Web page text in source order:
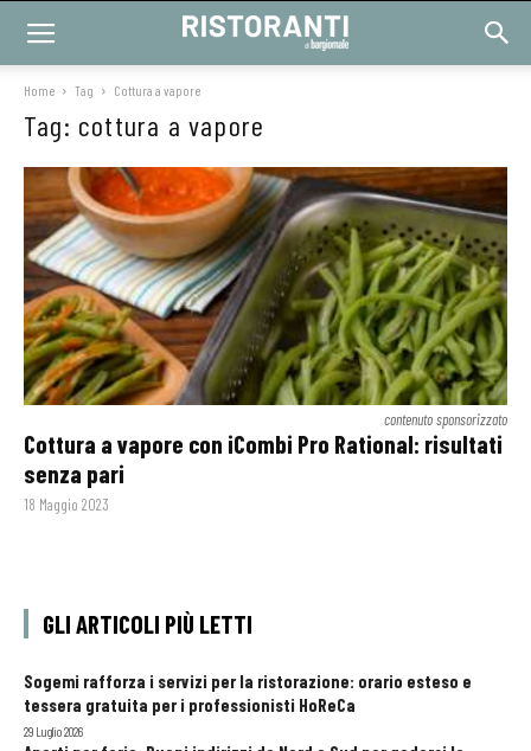
Home Tag Cottura a vapore
Tag: cottura a vapore
contenuto sponsorizzato
Cottura a vapore con iCombi Pro Rational: risultati
senza pari
18 Maggio 2023
GLI ARTICOLI PIÙ LETTI
Sogemi rafforza i servizi per la ristorazione: orario esteso e
tessera gratuita per i professionisti HoReCa
29 Luglio 2026